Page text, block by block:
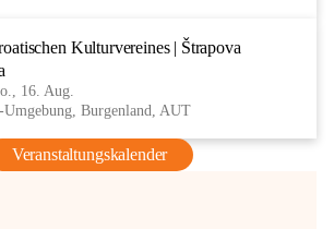
Kulturvereines | Štrapova
16. Aug.
Umgebung, Burgenland, AUT
Veranstaltungskalender